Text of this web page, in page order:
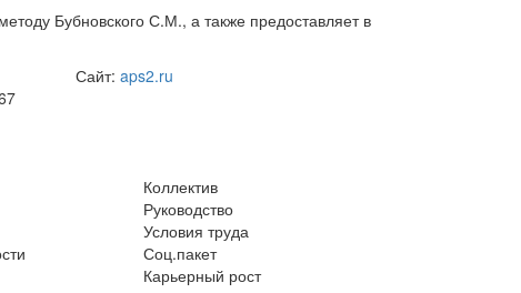
Бубновского С.М., а также предоставляет в
Сайт: aps2.ru
Коллектив
Руководство
Условия труда
Соц.пакет
Карьерный рост